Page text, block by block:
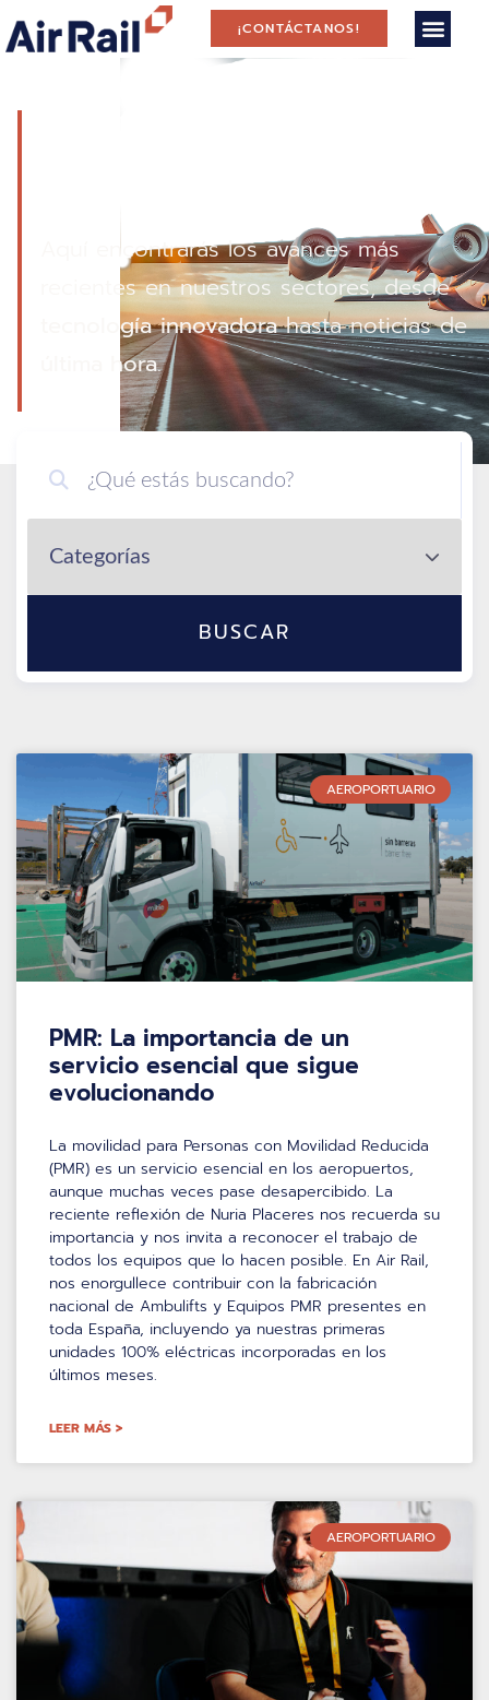
¡CONTÁCTANOS!
Aquí encontrarás los avances más
recientes en nuestros sectores, desde
tecnología innovadorahasta noticias de
última hora.
BUSCAR
AEROPORTUARIO
PMR: La importancia de un
servicio esencial que sigue
evolucionando
La movilidad para Personas con Movilidad Reducida
(PMR) es un servicio esencial en los aeropuertos,
aunque muchas veces pase desapercibido. La
reciente reflexión de Nuria Placeres nos recuerda su
importancia y nos invita a reconocer el trabajo de
todos los equipos que lo hacen posible. En Air Rail,
nos enorgullece contribuir con la fabricación
nacional de Ambulifts y Equipos PMR presentes en
toda España, incluyendo ya nuestras primeras
unidades 100% eléctricas incorporadas en los
últimos meses.
LEER MÁS >
AEROPORTUARIO